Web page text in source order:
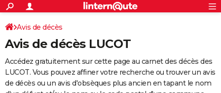
ACTUALITÉS
Politique
Société
Faits Divers
Education
Monde
Villes
+
SPORT
Coupe du monde 2026
Football
Tennis
Cyclisme
Rugby
Forum
Programme TV
TNTStreaming
Cinéma
Sorties cinéma
Musique
+FINANCE
Retraite
Impôts
Epargne
Immobilier
Risques naturels par ville
Banque
Assurance
Crédit
Avis de décès
Avis de décès LUCOT
Accédez gratuitement sur cette page au carnet des décès des
LUCOT. Vous pouvez affiner votre recherche ou trouver un avis
de décès ou un avis d'obsèques plus ancien en tapant le nom